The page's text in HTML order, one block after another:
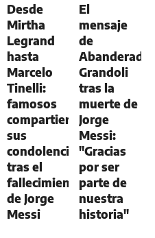
Desde
Mirtha
Legrand
hasta
Marcelo
Tinelli:
famosos
compartieron
sus
condolencias
tras el
fallecimiento
de Jorge
Messi
El
mensaje
de
Abanderado
Grandoli
tras la
muerte de
Jorge
Messi:
"Gracias
por ser
parte de
nuestra
historia"